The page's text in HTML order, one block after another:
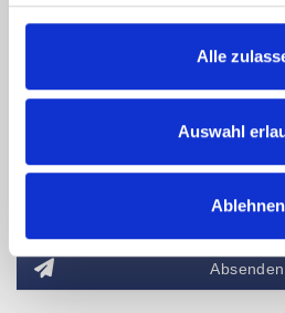
Alle
Auswahl
Ablehnen
Ich habe dieDatenschutzerklärungzur
elektronisch erhoben und gespeichert
Hinweis: Sie können Ihre Einwilligung
Absenden